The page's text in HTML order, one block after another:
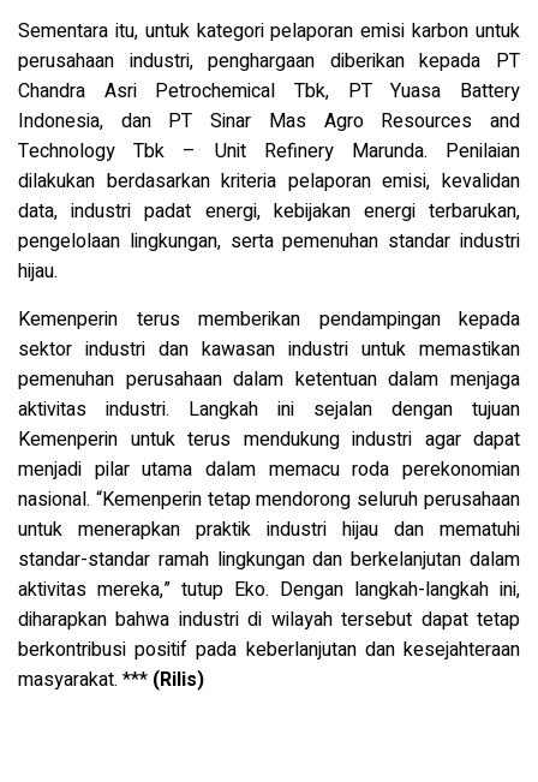
Sementara itu, untuk kategori pelaporan emisi karbon untuk
perusahaan industri, penghargaan diberikan kepada PT
Chandra Asri Petrochemical Tbk, PT Yuasa Battery
Indonesia, dan PT Sinar Mas Agro Resources and
Technology Tbk – Unit Refinery Marunda. Penilaian
dilakukan berdasarkan kriteria pelaporan emisi, kevalidan
data, industri padat energi, kebijakan energi terbarukan,
pengelolaan lingkungan, serta pemenuhan standar industri
hijau.
Kemenperin terus memberikan pendampingan kepada
sektor industri dan kawasan industri untuk memastikan
pemenuhan perusahaan dalam ketentuan dalam menjaga
aktivitas industri. Langkah ini sejalan dengan tujuan
Kemenperin untuk terus mendukung industri agar dapat
menjadi pilar utama dalam memacu roda perekonomian
nasional. “Kemenperin tetap mendorong seluruh perusahaan
untuk menerapkan praktik industri hijau dan mematuhi
standar-standar ramah lingkungan dan berkelanjutan dalam
aktivitas mereka,” tutup Eko. Dengan langkah-langkah ini,
diharapkan bahwa industri di wilayah tersebut dapat tetap
berkontribusi positif pada keberlanjutan dan kesejahteraan
masyarakat. *** (Rilis)